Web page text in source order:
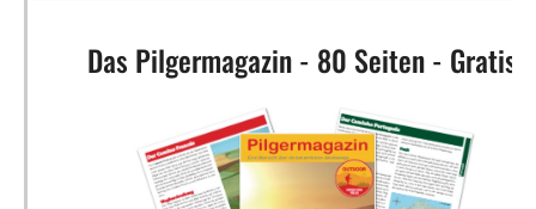
Das Pilgermagazin - 80 Seiten - Gratis!